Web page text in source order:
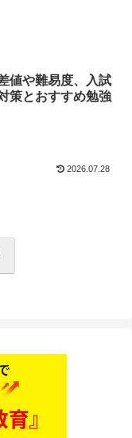
値や難易度、入試
策とおすすめ勉強
2026.07.28